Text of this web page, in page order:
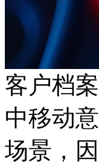
客户档案
中移动
场景